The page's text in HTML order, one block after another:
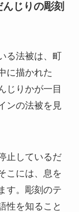
じりの彫刻
る法被は、町
に描かれた
じりかが一目
ンの法被を見
止しているだ
こには、息を
す。彫刻のテ
性を知ること